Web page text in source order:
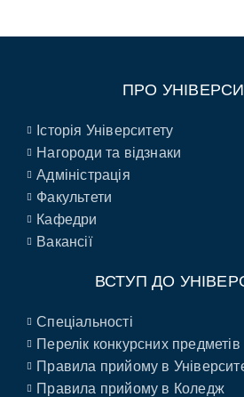
ПРО
Історія Університету
Нагороди та відзнаки
Адміністрація
Факультети
Кафедри
Вакансії
ВСТУП ДО
Спеціальності
Перелік конкурсних предметів
Правила прийому в
Правила прийому в Коледж